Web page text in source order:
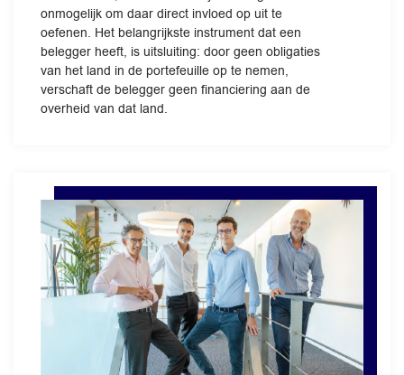
onmogelijk om daar direct invloed op uit te
oefenen. Het belangrijkste instrument dat een
belegger heeft, is uitsluiting: door geen obligaties
van het land in de portefeuille op te nemen,
verschaft de belegger geen financiering aan de
overheid van dat land.